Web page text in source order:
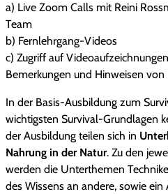
a) Live Zoom Calls mit Reini
Team
b) Fernlehrgang-Videos
c) Zugriff auf
Bemerkungen und Hinweisen von
In der Basis-Ausbildung zum
wichtigsten Survival-Grundlagen
der Ausbildung teilen sich in
Nahrung in der Natur. Zu den
werden die Unterthemen
des Wissens an andere, sowie